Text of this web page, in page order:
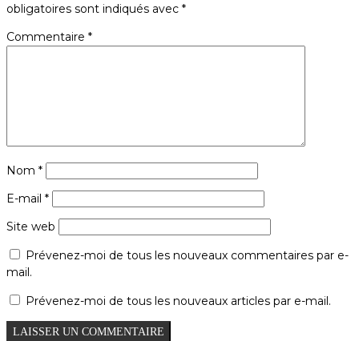
obligatoires sont indiqués avec *
Commentaire *
Nom *
E-mail *
Site web
Prévenez-moi de tous les nouveaux commentaires par e-
mail.
Prévenez-moi de tous les nouveaux articles par e-mail.